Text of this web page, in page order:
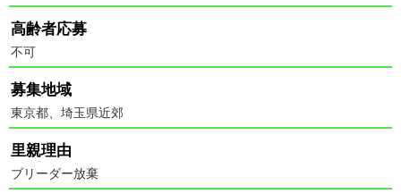
高齢者応募
不可
募集地域
東京都、埼玉県近郊
里親理由
ブリーダー放棄